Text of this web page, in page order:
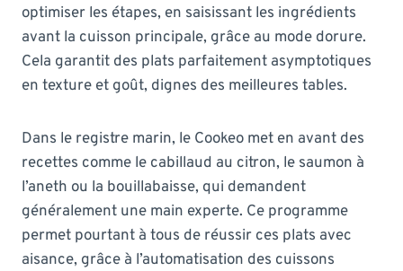
optimiser les étapes, en saisissant les ingrédients
avant la cuisson principale, grâce au mode dorure.
Cela garantit des plats parfaitement asymptotiques
en texture et goût, dignes des meilleures tables.
Dans le registre marin, le Cookeo met en avant des
recettes comme le cabillaud au citron, le saumon à
l’aneth ou la bouillabaisse, qui demandent
généralement une main experte. Ce programme
permet pourtant à tous de réussir ces plats avec
aisance, grâce à l’automatisation des cuissons